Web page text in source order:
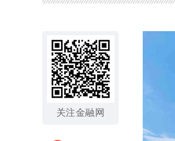
关注金融网